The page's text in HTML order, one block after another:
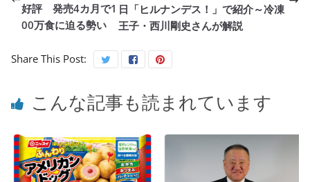
好評 発売4カ月で1
00万食に迫る勢い
日「ヒルナンデス！」で紹介～冷凍
王子・西川剛史さんが解説
Share This Post:
こんな記事も読まれています